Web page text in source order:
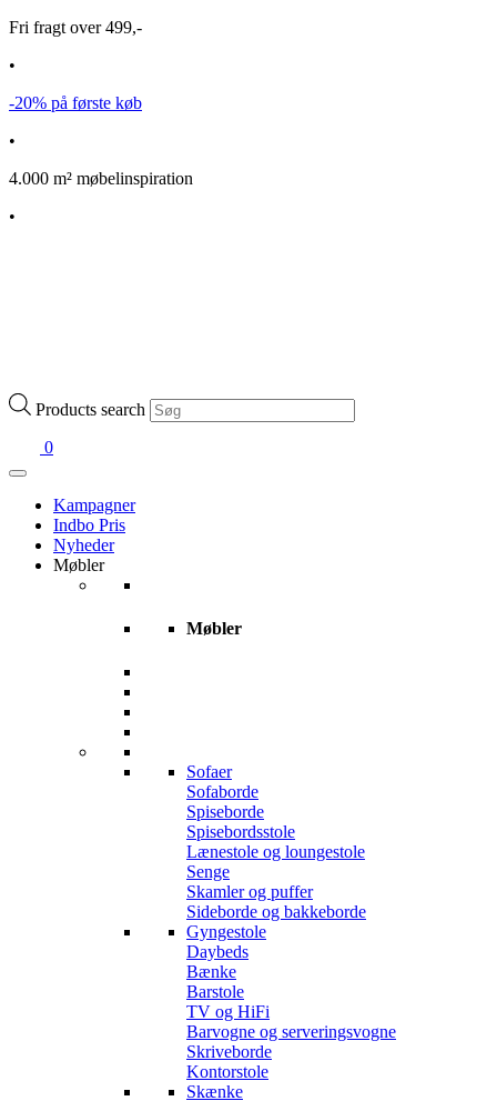
Fri fragt over 499,-
•
-20% på første køb
•
4.000 m² møbelinspiration
•
Products search
0
Kampagner
Indbo Pris
Nyheder
Møbler
Møbler
Sofaer
Sofaborde
Spiseborde
Spisebordsstole
Lænestole og loungestole
Senge
Skamler og puffer
Sideborde og bakkeborde
Gyngestole
Daybeds
Bænke
Barstole
TV og HiFi
Barvogne og serveringsvogne
Skriveborde
Kontorstole
Skænke